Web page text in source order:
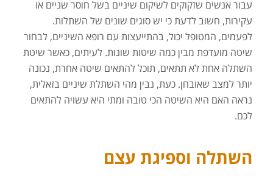
עבור אנשים שזקוקים לשיקום שיניים בשל חוסר שניים או
עקירות, חשוב לדעת כי יש סוגים שונים של השתלות.
לפעמים, המטופל יכול, בהתייעצות עם רופא השיניים, לבחור
שיטה מועדפת מבין כמה שיטות שונות. לעיתים, כאשר שיטת
השתלה אחת לא תתאים, תוכל להתאים שיטה אחרת, נכונה
יותר למצב שאובחן. כעת, נבין מהי השתלת שיניים בזאלית,
נראה האם היא השיטה הכי טובה ומתי היא עשויה להתאים
לכם.
השתלה וספיגת עצם